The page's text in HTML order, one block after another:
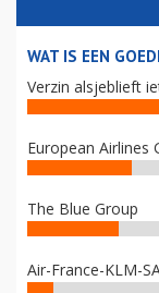
WAT IS EEN
Verzin alsjeblieft
European Airlines
The Blue Group
Air-France-KLM-